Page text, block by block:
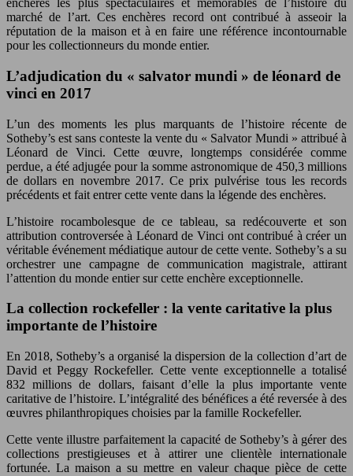
enchères les plus spectaculaires et mémorables de l’histoire du
marché de l’art. Ces enchères record ont contribué à asseoir la
réputation de la maison et à en faire une référence incontournable
pour les collectionneurs du monde entier.
L’adjudication du « salvator mundi » de léonard de
vinci en 2017
L’un des moments les plus marquants de l’histoire récente de
Sotheby’s est sans conteste la vente du « Salvator Mundi » attribué à
Léonard de Vinci. Cette œuvre, longtemps considérée comme
perdue, a été adjugée pour la somme astronomique de 450,3 millions
de dollars en novembre 2017. Ce prix pulvérise tous les records
précédents et fait entrer cette vente dans la légende des enchères.
L’histoire rocambolesque de ce tableau, sa redécouverte et son
attribution controversée à Léonard de Vinci ont contribué à créer un
véritable événement médiatique autour de cette vente. Sotheby’s a su
orchestrer une campagne de communication magistrale, attirant
l’attention du monde entier sur cette enchère exceptionnelle.
La collection rockefeller : la vente caritative la plus
importante de l’histoire
En 2018, Sotheby’s a organisé la dispersion de la collection d’art de
David et Peggy Rockefeller. Cette vente exceptionnelle a totalisé
832 millions de dollars, faisant d’elle la plus importante vente
caritative de l’histoire. L’intégralité des bénéfices a été reversée à des
œuvres philanthropiques choisies par la famille Rockefeller.
Cette vente illustre parfaitement la capacité de Sotheby’s à gérer des
collections prestigieuses et à attirer une clientèle internationale
fortunée. La maison a su mettre en valeur chaque pièce de cette